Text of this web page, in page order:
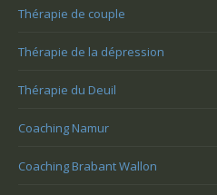
Thérapie de couple
Thérapie de la dépression
Thérapie du Deuil
Coaching Namur
Coaching Brabant Wallon